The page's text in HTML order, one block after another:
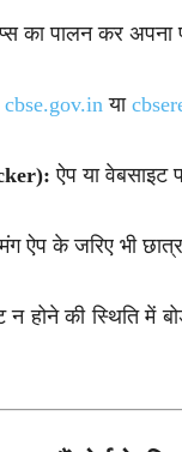
का पालन कर
cbse.gov.inया
ऐप या वेबसाइट
ऐप के जरिए भी
न होने की स्थिति में